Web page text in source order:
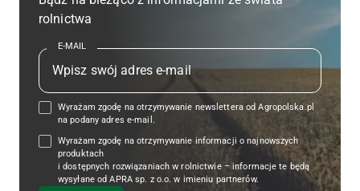
rolnictwa
E-MAIL
Wyrażam zgodę na otrzymywanie newslettera od Agropolska.pl
na podany adres e-mail.
Wyrażam zgodę na otrzymywanie informacji o najnowszych
produktach
i dostępnych rozwiązaniach w rolnictwie – informacje te będą
wysyłane od APRA sp. z o.o. w imieniu partnerów.